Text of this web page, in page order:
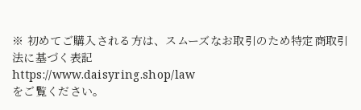
※ 初めてご購入される方は、スムーズなお取引のため特定商取引
法に基づく表記
https://www.daisyring.shop/law
をご覧ください。